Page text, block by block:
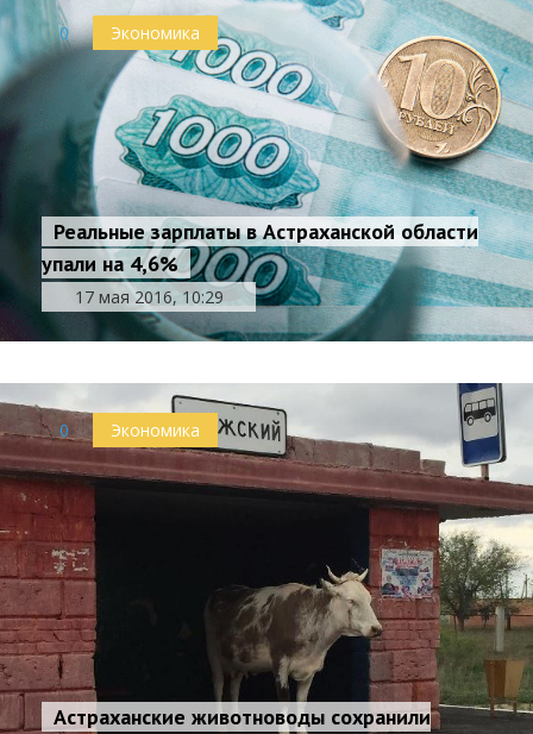
0 Экономика
Реальные зарплаты в Астраханской области
упали на 4,6%
17 мая 2016, 10:29
0 Экономика
Астраханские животноводы сохранили